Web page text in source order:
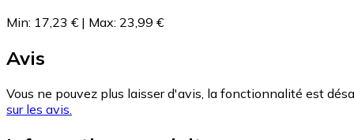
Min: 17,23 € | Max: 23,99 €
Avis
Vous ne pouvez plus laisser d'avis, la fonctionnalité est
sur les avis.